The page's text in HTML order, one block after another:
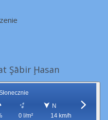
Şābir Ḩasan
0 l/m²
N
14 km/h